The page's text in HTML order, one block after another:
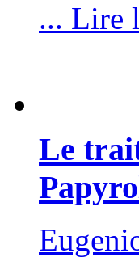
... Lire
Le